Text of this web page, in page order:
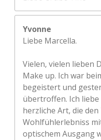
Yvonne
Liebe Marcella.
Vielen, vielen lieben
Make up. Ich war
begeistert und
übertroffen. Ich
herzliche Art, die
Wohlfühlerlebniss
optischem Ausgang